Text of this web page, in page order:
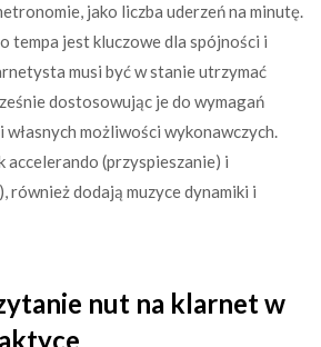
jako liczba uderzeń na minutę.
tempa jest kluczowe dla spójności i
musi być w stanie utrzymać
dostosowując je do wymagań
możliwości wykonawczych.
accelerando (przyspieszanie) i
również dodają muzyce dynamiki i
nut na klarnet w